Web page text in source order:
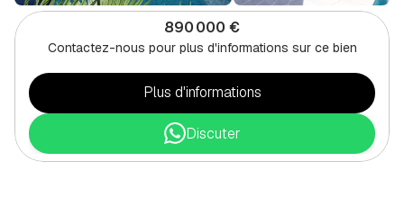
890 000 €
Contactez-nous pour plus d'informations sur ce bien
Plus d'informations
Discuter